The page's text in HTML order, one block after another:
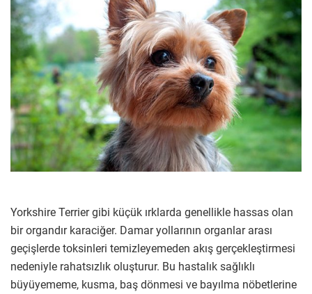
Yorkshire Terrier gibi küçük ırklarda genellikle hassas olan
bir organdır karaciğer. Damar yollarının organlar arası
geçişlerde toksinleri temizleyemeden akış gerçekleştirmesi
nedeniyle rahatsızlık oluşturur. Bu hastalık sağlıklı
büyüyememe, kusma, baş dönmesi ve bayılma nöbetlerine